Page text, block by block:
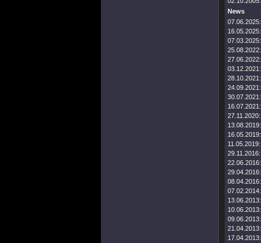
News
07.06.2025:
16.05.2025:
07.03.2025:
25.08.2022:
27.06.2022:
03.12.2021:
28.10.2021:
24.09.2021:
30.07.2021:
16.07.2021:
27.11.2020:
13.08.2019:
16.05.2019:
11.05.2019:
29.11.2016:
22.06.2016:
29.04.2016:
08.04.2016:
07.02.2014:
13.06.2013:
10.06.2013:
09.06.2013:
21.04.2013:
17.04.2013: